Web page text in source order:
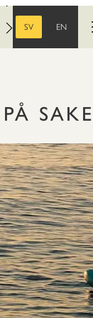
SV
EN